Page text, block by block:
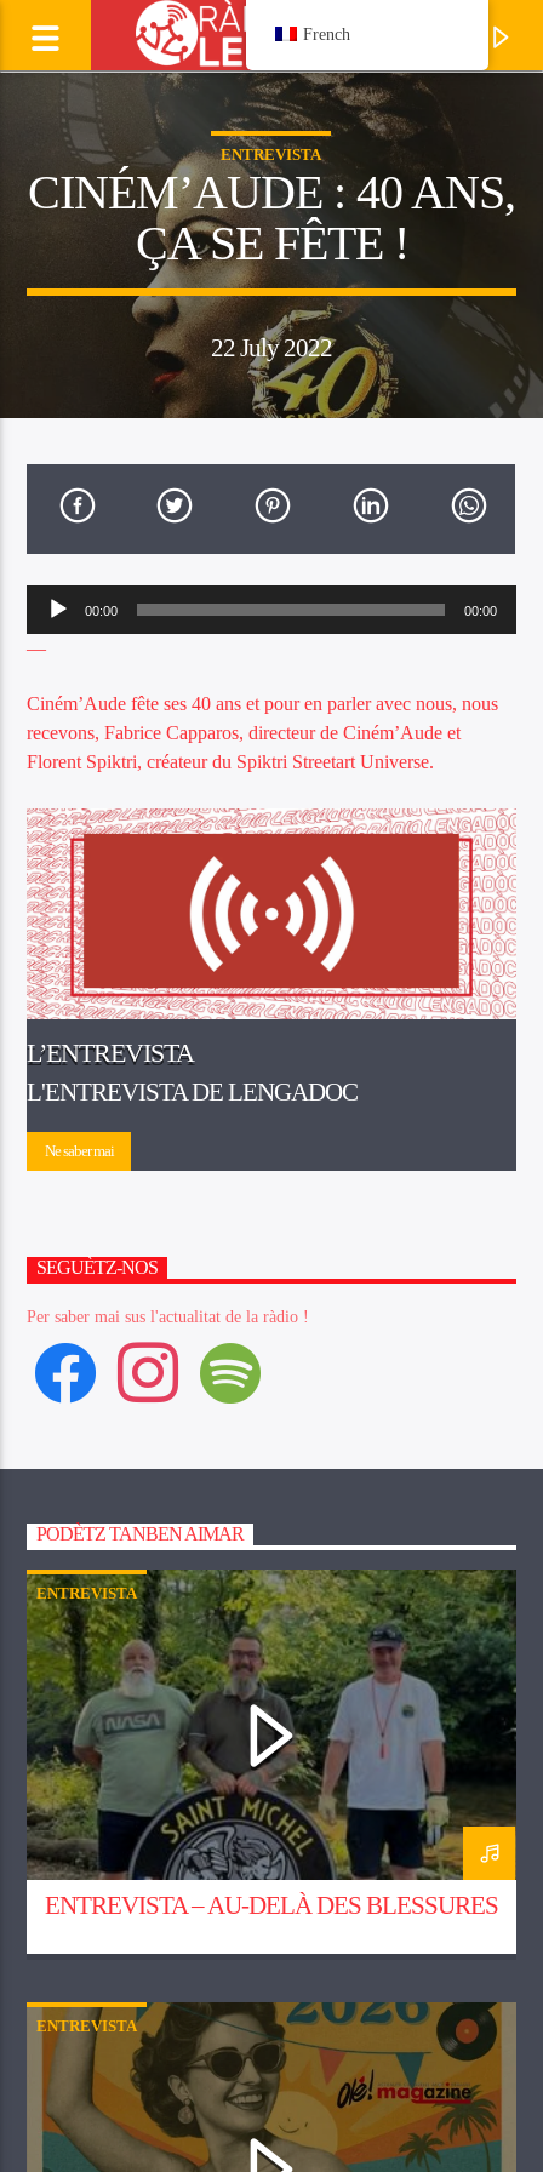
LAURENT CAVALIE
Manhagueta
Escotatz Ràdio Lengadòc !
ENTREVISTA
CINÉM’AUDE : 40 ANS,
ÇA SE FÊTE !
22 July 2022
Lecteur
00:00 00:00
—
Ciném’Aude fête ses 40 ans et pour en parler avec nous, nous
recevons, Fabrice Capparos, directeur de Ciném’Aude et
Florent Spiktri, créateur du Spiktri Streetart Universe.
L’ENTREVISTA
L'ENTREVISTA DE LENGADOC
Ne saber mai
SEGUÈTZ-NOS
Per saber mai sus l'actualitat de la ràdio !
facebook
instagram spotify
PODÈTZ TANBEN AIMAR
ENTREVISTA
ENTREVISTA – AU-DELÀ DES BLESSURES
ENTREVISTA
French